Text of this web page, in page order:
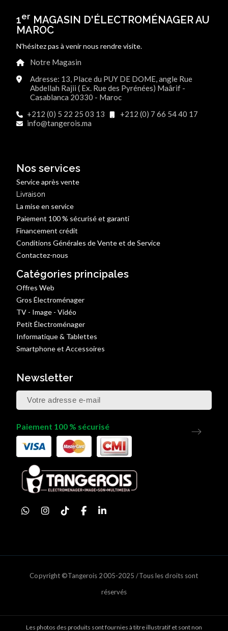
1er MAGASIN D'ÉLECTROMÉNAGER AU
MAROC
N'hésitez pas à venir nous rendre visite.
Notre Magasin
Adresse: 13, Place du PUY DE DOME, angle Rue
Abdellah Rajii ( Ex. Rue des Pyrénées) Maârif -
Casablanca 20330 - Maroc
+212 (0) 5 22 25 03 13
+212 (0) 7 66 54 40 17
info@tangerois.ma
Nos services
Service après vente
Livraison
La mise en service
Paiement 100 % sécurisé et garanti
Financement crédit
Conditions Générales de Vente et de Service
Contactez-nous
Catégories principales
Offres Web
Gros Électroménager
TV - Image - Vidéo
Petit Électroménager
Informatique & Tablettes
Smartphone et Accessoires
Newsletter
Paiement 100 % sécurisé
Copyright ©Tangerois 2005-2025 /Tous les droits sont
réservés
Les photos des produits sont fournies à titre illustratif et sont non